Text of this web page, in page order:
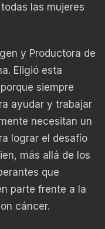
las mujeres
y Productora de
Eligió esta
siempre
ayudar y trabajar
necesitan un
lograr el desafío
más allá de los
que
parte frente a la
cáncer.